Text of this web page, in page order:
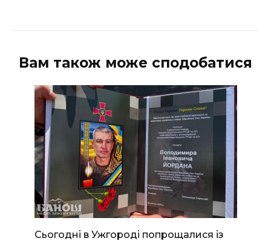
Вам також може сподобатися
Сьогодні в Ужгороді попрощалися із